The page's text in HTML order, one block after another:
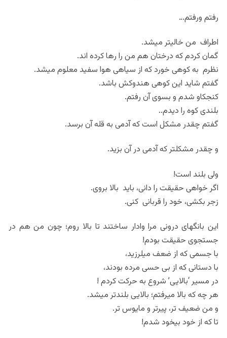
رفتم ورفتم…
اطراف من خالیتر میشد.
گمان کردم که درختان هم من را رها کرده اند.
نظرم به کوهی خورد که از سیاهی هوا سفید معلوم میشد.
گفتم شاید این کوهی هندوکش باشد.
کنجکاو شدم و بسوی آن رفتم.
بلندی کوه را دیدم..
گفتم چقدر مشکل است که آدمی به قله آن برسد.
و چقدر مشکلتر که آدمی در آن بزید.
ولی بلند است!
اگر خواهی حقیقت را دانی، باید بالا بروی.
زجر بکشی، خود را قربانی کنی.
این بانگهای درونی مرا وادار ساختند تا بالا روم؛ چون من هم در
جستجوی حقیقت بودم!
با جسمی که از ضعف میلرزید،
با دستانی که از بی حسی مرده بودند،
در مسیر ‘بالایی’ شروع به حرکت کردم !
هر چه که بالا میرفتم؛ بالایی بلندتر میشد.
و من ضعیف تر، پیرتر و مایوس تر.
تا که از خود بیخود شدم!